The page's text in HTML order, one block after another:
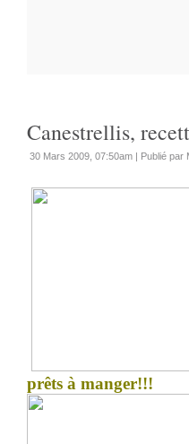
Canestrellis,
30 Mars 2009, 07:50am | Publié par
prêts à manger!!!